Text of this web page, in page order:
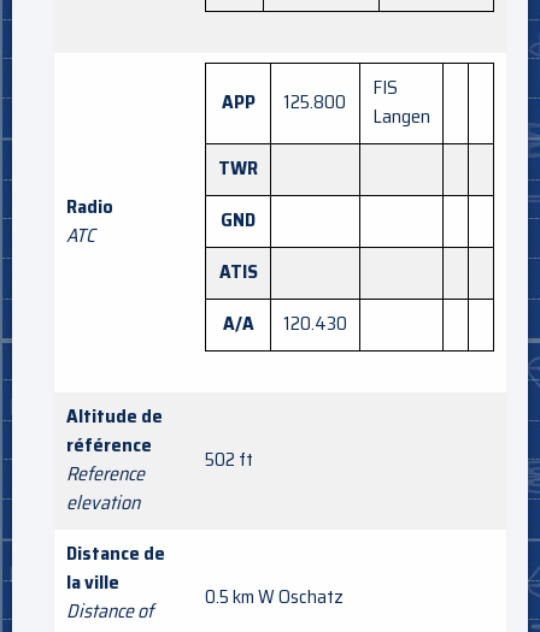
Radio
ATC
APP 125.800
FIS
Langen
TWR
GND
ATIS
A/A
120.430
Altitude de
référence
Reference
elevation
502 ft
Distance de
la ville
Distance of
0.5 km W Oschatz